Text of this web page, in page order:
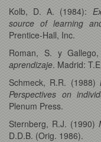
Kolb, D. A. (1984):
source of learning
Prentice-Hall, Inc.
Roman, S. y
aprendizaje. Madrid:
Schmeck, R.R. (1988)
Perspectives on
Plenum Press.
Sternberg, R.J. (1990)
D.D.B. (Orig. 1986).